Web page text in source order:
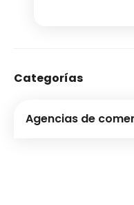
Categorías
Agencias de